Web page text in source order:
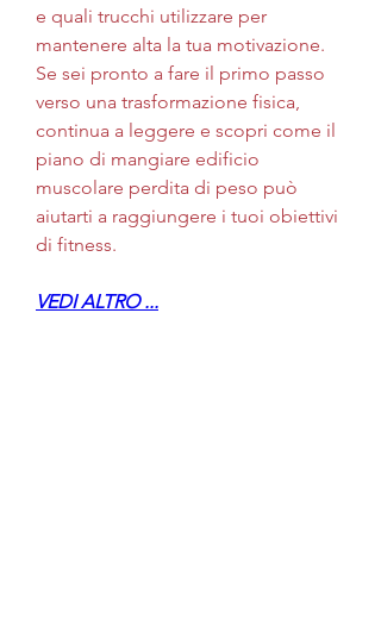
e quali trucchi utilizzare per
mantenere alta la tua motivazione.
Se sei pronto a fare il primo passo
verso una trasformazione fisica,
continua a leggere e scopri come il
piano di mangiare edificio
muscolare perdita di peso può
aiutarti a raggiungere i tuoi obiettivi
di fitness.
VEDI ALTRO ...